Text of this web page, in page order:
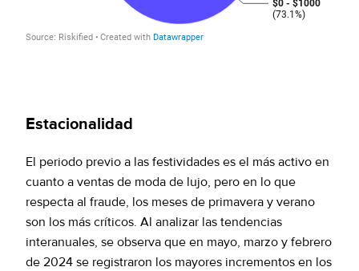
Estacionalidad
El periodo previo a las festividades es el más activo en
cuanto a ventas de moda de lujo, pero en lo que
respecta al fraude, los meses de primavera y verano
son los más críticos. Al analizar las tendencias
interanuales, se observa que en mayo, marzo y febrero
de 2024 se registraron los mayores incrementos en los